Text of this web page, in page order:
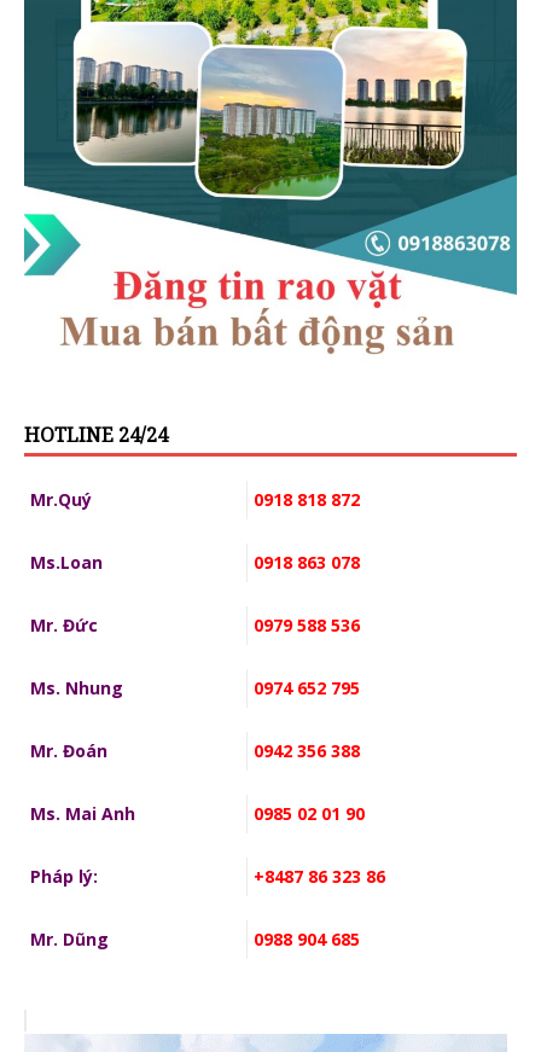
HOTLINE 24/24
Mr.Quý 0918 818 872
Ms.Loan 0918 863 078
Mr. Đức 0979 588 536
Ms. Nhung 0974 652 795
Mr. Đoán 0942 356 388
Ms. Mai Anh 0985 02 01 90
Pháp lý: +8487 86 323 86
Mr. Dũng 0988 904 685